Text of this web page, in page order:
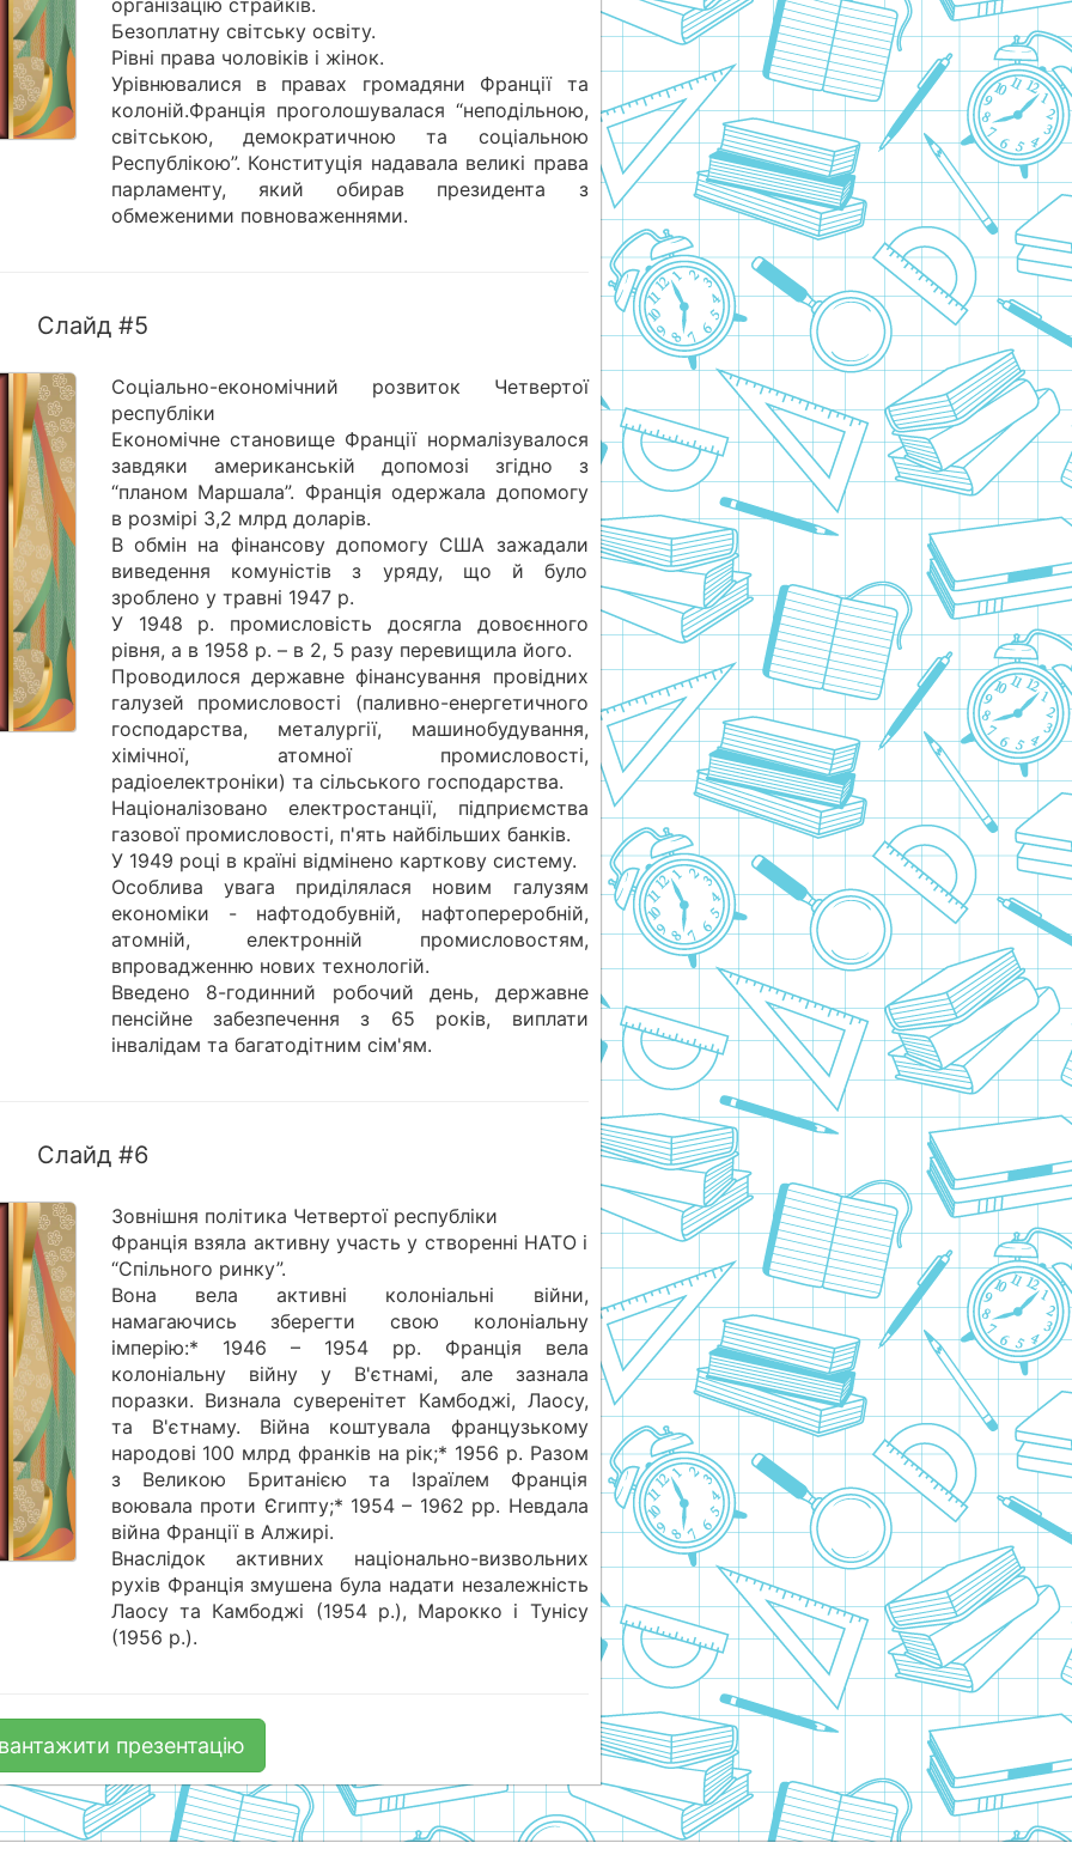
організацію страйків.
Безоплатну світську освіту.
Рівні права чоловіків і жінок.
Урівнювалися в правах громадяни Франції та
колоній.Франція проголошувалася “неподільною,
світською, демократичною та соціальною
Республікою”. Конституція надавала великі права
парламенту, який обирав президента з
обмеженими повноваженнями.
Слайд #5
Соціально-економічний розвиток Четвертої
республіки
Економічне становище Франції нормалізувалося
завдяки американській допомозі згідно з
“планом Маршала”. Франція одержала допомогу
в розмірі 3,2 млрд доларів.
В обмін на фінансову допомогу США зажадали
виведення комуністів з уряду, що й було
зроблено у травні 1947 р.
У 1948 р. промисловість досягла довоєнного
рівня, а в 1958 р. – в 2, 5 разу перевищила його.
Проводилося державне фінансування провідних
галузей промисловості (паливно-енергетичного
господарства, металургії, машинобудування,
хімічної, атомної промисловості,
радіоелектроніки) та сільського господарства.
Націоналізовано електростанції, підприємства
газової промисловості, п'ять найбільших банків.
У 1949 році в країні відмінено карткову систему.
Особлива увага приділялася новим галузям
економіки - нафтодобувній, нафтопереробній,
атомній, електронній промисловостям,
впровадженню нових технологій.
Введено 8-годинний робочий день, державне
пенсійне забезпечення з 65 років, виплати
інвалідам та багатодітним сім'ям.
Слайд #6
Зовнішня політика Четвертої республіки
Франція взяла активну участь у створенні НАТО і
“Спільного ринку”.
Вона вела активні колоніальні війни,
намагаючись зберегти свою колоніальну
імперію:* 1946 – 1954 рр. Франція вела
колоніальну війну у В'єтнамі, але зазнала
поразки. Визнала суверенітет Камбоджі, Лаосу,
та В'єтнаму. Війна коштувала французькому
народові 100 млрд франків на рік;* 1956 р. Разом
з Великою Британією та Ізраїлем Франція
воювала проти Єгипту;* 1954 – 1962 рр. Невдала
війна Франції в Алжирі.
Внаслідок активних національно-визвольних
рухів Франція змушена була надати незалежність
Лаосу та Камбоджі (1954 р.), Марокко і Тунісу
(1956 р.).
презентацію